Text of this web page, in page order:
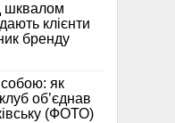
шквалом
клієнти
бренду
як
об’єднав
(ФОТО)